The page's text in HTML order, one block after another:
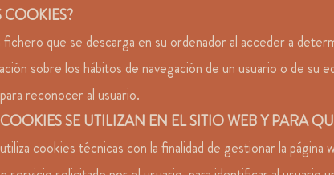
COOKIES?
que se descarga en su ordenador al acceder a
sobre los hábitos de navegación de un usuario o de su
reconocer al usuario.
SE UTILIZAN EN EL SITIO WEB Y PARA
cookies técnicas con la finalidad de gestionar la